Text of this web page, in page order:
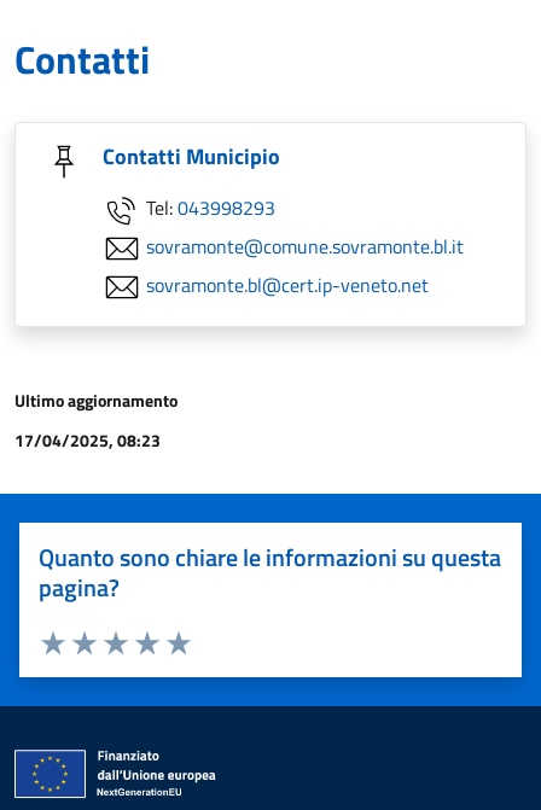
Contatti
Contatti Municipio
Tel:043998293
sovramonte@comune.sovramonte.bl.it
sovramonte.bl@cert.ip-veneto.net
Ultimo aggiornamento
17/04/2025, 08:23
Quanto sono chiare le informazioni su questa
pagina?
Valuta 5 stelle su 5
Valuta 4 stelle su 5
Valuta 3 stelle su 5
Valuta 2 stelle su 5
Valuta 1 stelle su 5